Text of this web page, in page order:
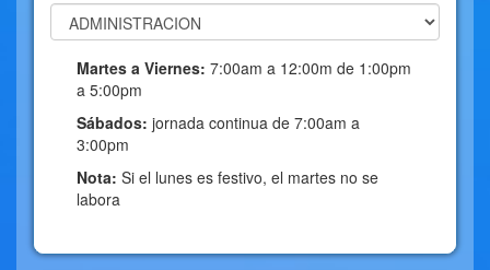
Martes a Viernes: 7:00am a 12:00m de 1:00pm
a 5:00pm
Sábados: jornada continua de 7:00am a
3:00pm
Nota: Si el lunes es festivo, el martes no se
labora